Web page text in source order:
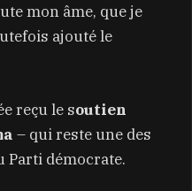
mon âme, que je
ajouté le
reçu le soutien
– qui reste une des
Parti démocrate.